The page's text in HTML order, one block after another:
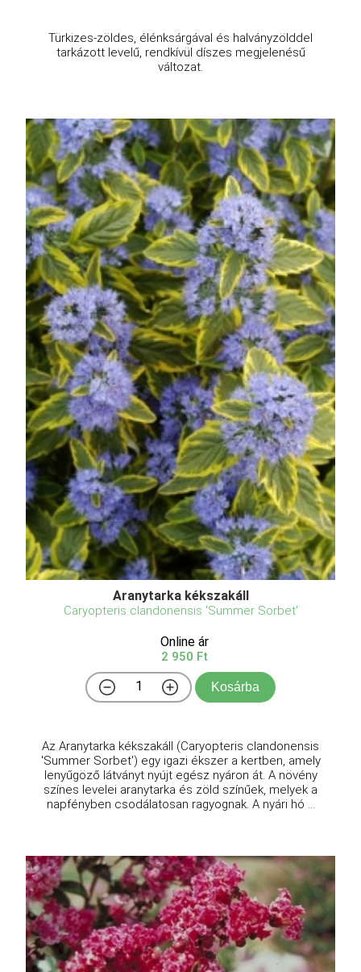
Türkizes-zöldes, élénksárgával és halványzölddel
tarkázott levelű, rendkívül díszes megjelenésű
változat.
Aranytarka kékszakáll
Caryopteris clandonensis 'Summer Sorbet'
Online ár
2 950 Ft
Kosárba
Az Aranytarka kékszakáll (Caryopteris clandonensis
'Summer Sorbet') egy igazi ékszer a kertben, amely
lenyűgöző látványt nyújt egész nyáron át. A növény
színes levelei aranytarka és zöld színűek, melyek a
napfényben csodálatosan ragyognak. A nyári hó ...